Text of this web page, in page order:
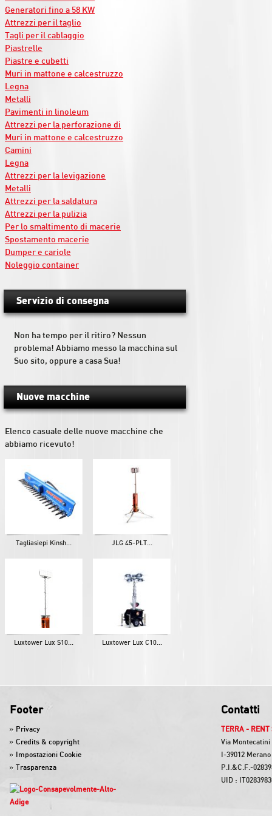
Generatori fino a 58 KW
Attrezzi per il taglio
Tagli per il cablaggio
Piastrelle
Piastre e cubetti
Muri in mattone e calcestruzzo
Legna
Metalli
Pavimenti in linoleum
Attrezzi per la perforazione di
Muri in mattone e calcestruzzo
Camini
Legna
Attrezzi per la levigazione
Metalli
Attrezzi per la saldatura
Attrezzi per la pulizia
Per lo smaltimento di macerie
Spostamento macerie
Dumper e cariole
Noleggio container
Servizio di consegna
Non ha tempo per il ritiro? Nessun
problema! Abbiamo messo la macchina sul
Suo sito, oppure a casa Sua!
Nuove macchine
Elenco casuale delle nuove macchine che
abbiamo ricevuto!
Tagliasiepi Kinsh... JLG 45-PLT...
Luxtower Lux S10... Luxtower Lux C10...
Footer
Privacy
Credits & copyright
Impostazioni Cookie
Trasparenza
Contatti
TERRA - RENT
Via Montecatini
I-39012
P.I.&C.F.-
UID :